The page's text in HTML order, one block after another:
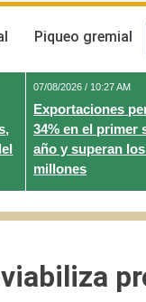
Piqueo gremial
07/08/2026 / 10:27 AM
Exportaciones
34% en el primer
año y superan
millones